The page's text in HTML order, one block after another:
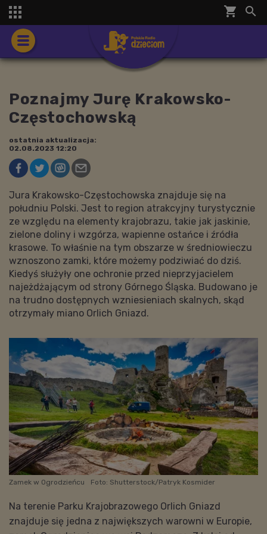
shopping_cart 

Poznajmy Jurę Krakowsko-
Częstochowską
ostatnia aktualizacja:
02.08.2023 12:20
Jura Krakowsko-Częstochowska znajduje się na
południu Polski. Jest to region atrakcyjny turystycznie
ze względu na elementy krajobrazu, takie jak jaskinie,
zielone doliny i wzgórza, wapienne ostańce i źródła
krasowe. To właśnie na tym obszarze w średniowieczu
wznoszono zamki, które możemy podziwiać do dziś.
Kiedyś służyły one ochronie przed nieprzyjacielem
najeżdżającym od strony Górnego Śląska. Budowano je
na trudno dostępnych wzniesieniach skalnych, skąd
otrzymały miano Orlich Gniazd.
Zamek w Ogrodzieńcu Foto: Shutterstock/Patryk Kosmider
Na terenie Parku Krajobrazowego Orlich Gniazd
znajduje się jedna z największych warowni w Europie,